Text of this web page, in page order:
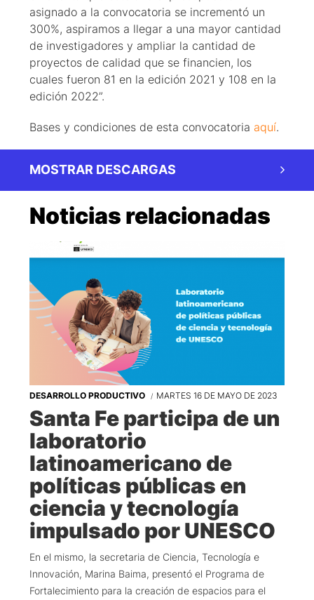
asignado a la convocatoria se incrementó un
300%, aspiramos a llegar a una mayor cantidad
de investigadores y ampliar la cantidad de
proyectos de calidad que se financien, los
cuales fueron 81 en la edición 2021 y 108 en la
edición 2022”.
Bases y condiciones de esta convocatoria aquí.
MOSTRAR DESCARGAS
Noticias relacionadas
DESARROLLO PRODUCTIVO MARTES 16 DE MAYO DE 2023
Santa Fe participa de un
laboratorio
latinoamericano de
políticas públicas en
ciencia y tecnología
impulsado por UNESCO
En el mismo, la secretaria de Ciencia, Tecnología e
Innovación, Marina Baima, presentó el Programa de
Fortalecimiento para la creación de espacios para el